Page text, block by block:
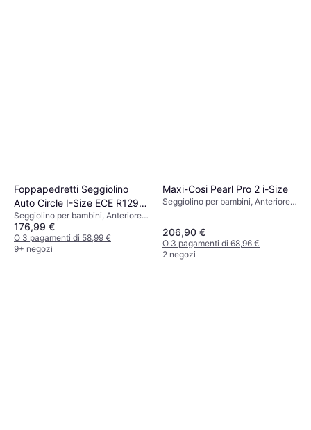
Foppapedretti Seggiolino
Auto Circle I-Size ECE R129
Silver
Seggiolino per bambini, Anteriore,
UN R129, i-Size, Rivestimento
lavabile, Riduttore per seggiolino
neonato incluso, Poggiatesta
176,99 €
O 3 pagamenti di 58,99 €
9+ negozi
Maxi-Cosi Pearl Pro 2 i-Size
Seggiolino per bambini, Anteriore,
lavabile, Poggiatesta regolabile
206,90 €
O 3 pagamenti di 68,96 €
2 negozi